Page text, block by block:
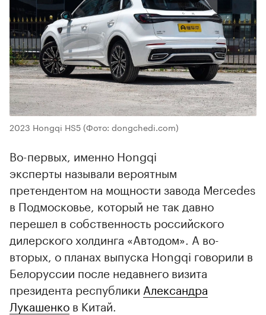
2023 Hongqi HS5(Фото: dongchedi.com)
Во-первых, именно Hongqi
эксперты называли вероятным
претендентом на мощности завода Mercedes
в Подмосковье, который не так давно
перешел в собственность российского
дилерского холдинга «Автодом». А во-
вторых, о планах выпуска Hongqi говорили в
Белоруссии после недавнего визита
президента республики Александра
Лукашенко в Китай.